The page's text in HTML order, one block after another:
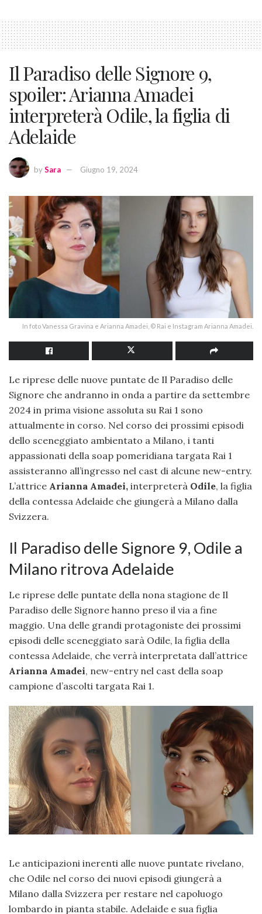
Il Paradiso delle Signore 9,
spoiler: Arianna Amadei
interpreterà Odile, la figlia di
Adelaide
bySara Giugno 19, 2024
In foto Vanessa Gravina e Arianna Amadei, © Rai e Instagram Arianna Amadei.
Le riprese delle nuove puntate de Il Paradiso delle
Signore che andranno in onda a partire da settembre
2024 in prima visione assoluta su Rai 1 sono
attualmente in corso. Nel corso dei prossimi episodi
dello sceneggiato ambientato a Milano, i tanti
appassionati della soap pomeridiana targata Rai 1
assisteranno all’ingresso nel cast di alcune new-entry.
L’attrice Arianna Amadei, interpreterà Odile, la figlia
della contessa Adelaide che giungerà a Milano dalla
Svizzera.
Il Paradiso delle Signore 9, Odile a
Milano ritrova Adelaide
Le riprese delle puntate della nona stagione de Il
Paradiso delle Signore hanno preso il via a fine
maggio. Una delle grandi protagoniste dei prossimi
episodi delle sceneggiato sarà Odile, la figlia della
contessa Adelaide, che verrà interpretata dall’attrice
Arianna Amadei, new-entry nel cast della soap
campione d’ascolti targata Rai 1.
Le anticipazioni inerenti alle nuove puntate rivelano,
che Odile nel corso dei nuovi episodi giungerà a
Milano dalla Svizzera per restare nel capoluogo
lombardo in pianta stabile. Adelaide e sua figlia